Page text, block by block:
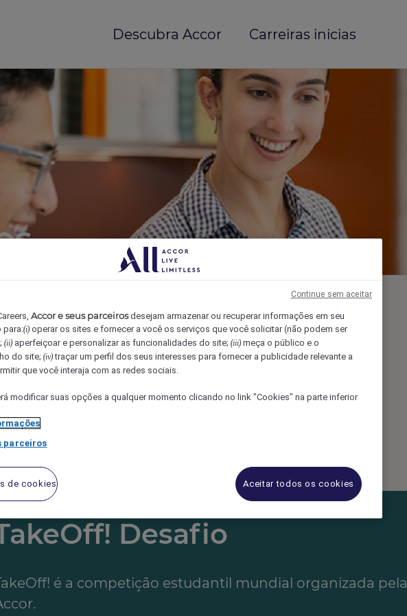
Descubra Accor Carreiras inicias
experiências inovadoras e empoderar a
em hospitalidade.
a trabalharem os problemas da vida
pioneira que contribui positivamente
interpessoais.
Desafio
é a competição estudantil mundial organizada pela
Accor e seus parceirosdesejam armazenar ou recuperar informações em seu
para:(i) operar os sites e fornecer a você os serviços que você solicitar (não podem ser
(ii) aperfeiçoar e personalizar as funcionalidades do site; (iii) meça o público e o
do site; (iv)traçar um perfil dos seus interesses para fornecer a publicidade relevante a
que você interaja com as redes sociais.
modificar suas opções a qualquer momento clicando no link "Cookies" na parte inferior
parceiros
de cookies Aceitar todos os cookies
Continue sem aceitar